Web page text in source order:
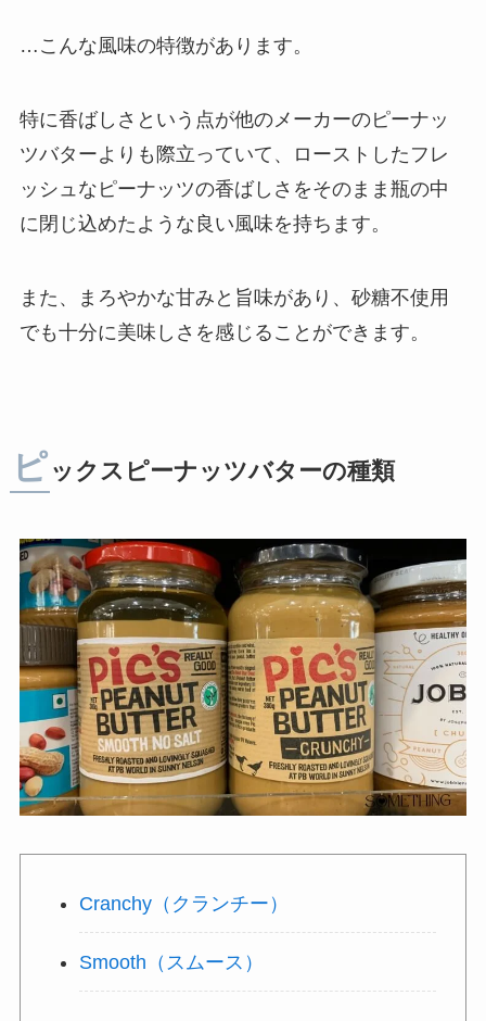
…こんな風味の特徴があります。
特に香ばしさ という点が他のメーカーのピーナッ
ツバターよりも際立っていて、
ローストしたフレ
ッシュなピーナッツの香ばしさをそのまま瓶の中
に閉じ込めたような良い風味を持ちます。
また、まろやかな甘みと旨味があり、砂糖不使用
でも十分に美味しさを感じることができます。
ピ ックスピーナッツバターの種類
Cranchy（クランチー）
Smooth（スムース）